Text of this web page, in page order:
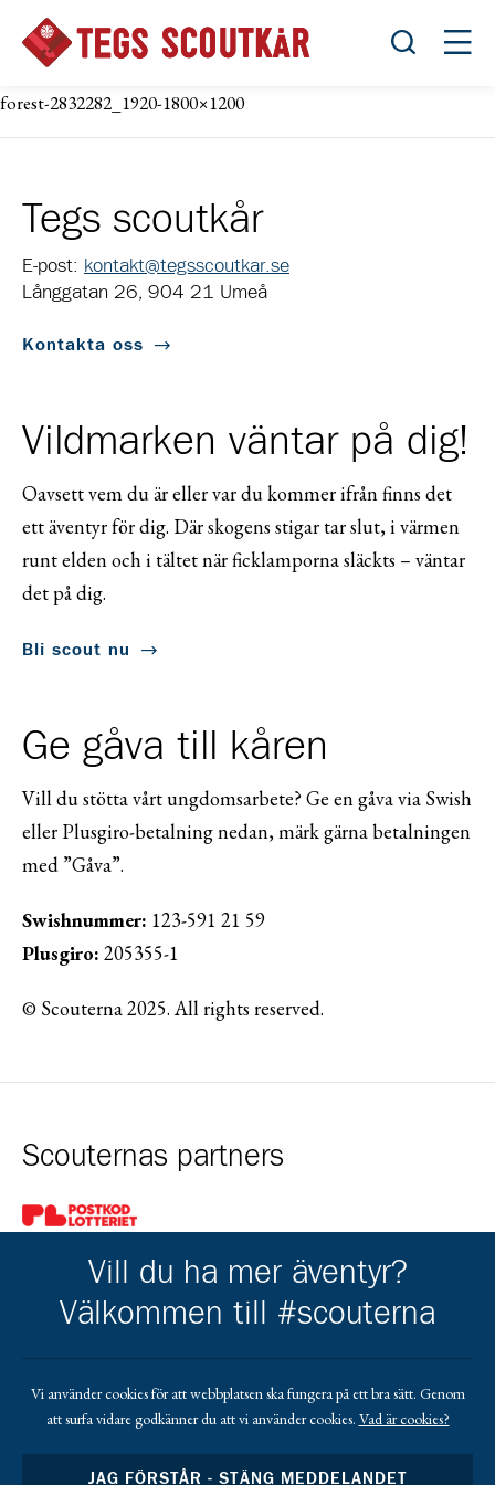
Öppna
forest-2832282_1920-1800×1200
Tegs scoutkår
E-post: kontakt@tegsscoutkar.se
Långgatan 26, 904 21 Umeå
Kontakta oss
Vildmarken väntar på dig!
Oavsett vem du är eller var du kommer ifrån finns det
ett äventyr för dig. Där skogens stigar tar slut, i värmen
runt elden och i tältet när ficklamporna släckts – väntar
det på dig.
Bli scout nu
Ge gåva till kåren
Vill du stötta vårt ungdomsarbete? Ge en gåva via Swish
eller Plusgiro-betalning nedan, märk gärna betalningen
med ”Gåva”.
Swishnummer: 123-591 21 59
Plusgiro: 205355-1
© Scouterna 2025. All rights reserved.
Scouternas partners
Gå till pl_50
Gå till https://www.mera.se/Gå till https://www.lansforsakringar.se/
Gå till https://
Vill du ha mer äventyr?
Välkommen till #scouterna
Vi använder cookies för att webbplatsen ska fungera på ett bra sätt. Genom
att surfa vidare godkänner du att vi använder cookies. Vad är cookies?
JAG FÖRSTÅR - STÄNG MEDDELANDET